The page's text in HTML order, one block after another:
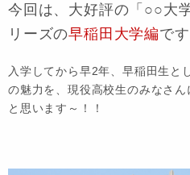
今回は、大好評の「○○大
リーズの早稲田大学編で
入学してから早2年、早稲田生と
の魅力を、現役高校生のみなさ
と思います～！！